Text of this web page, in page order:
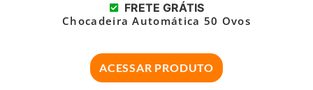
FRETE GRÁTIS
Chocadeira Automática 50 Ovos
ACESSAR PRODUTO